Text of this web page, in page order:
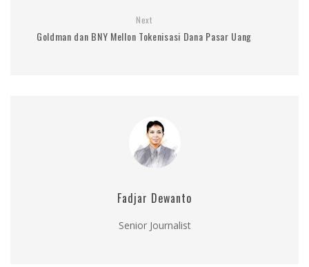
Next
Goldman dan BNY Mellon Tokenisasi Dana Pasar Uang
Fadjar Dewanto
Senior Journalist